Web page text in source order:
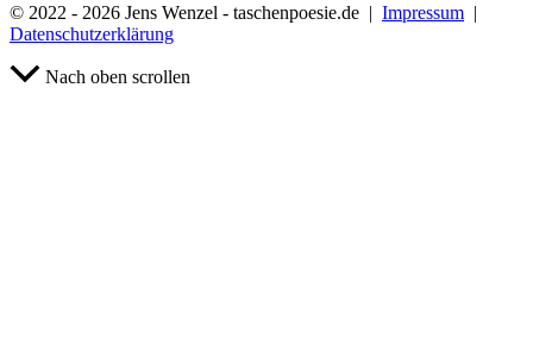
© 2022 - 2026 Jens Wenzel - taschenpoesie.de | Impressum |
Datenschutzerklärung
Nach oben scrollen